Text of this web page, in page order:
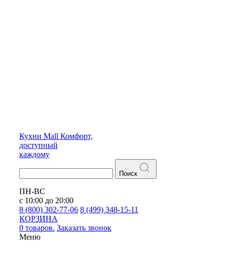
Кухни Mall Комфорт,
доступный
каждому
Поиск
ПН-ВС
с 10:00 до 20:00
8 (800) 302-77-06 8 (499) 348-15-11
КОРЗИНА
0 товаров. Заказать звонок
Меню